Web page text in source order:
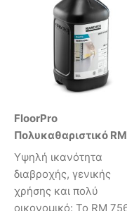
FloorPro
Πολυκαθαριστικό
Υψηλή ικανότητα
διαβροχής, γενικής
χρήσης και πολύ
οικονομικό: Το RM